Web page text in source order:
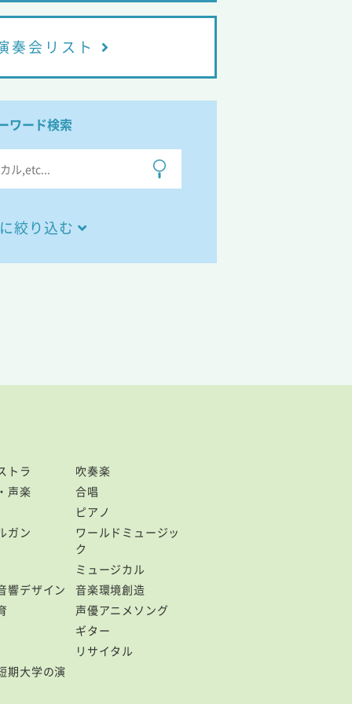
奏会リスト
ワード検索
絞り込む
トラ
吹奏楽
声楽
合唱
ピアノ
ガン
ワールドミュージッ
ク
ミュージカル
響デザイン
音楽環境創造
声優アニメソング
ギター
リサイタル
期大学の演